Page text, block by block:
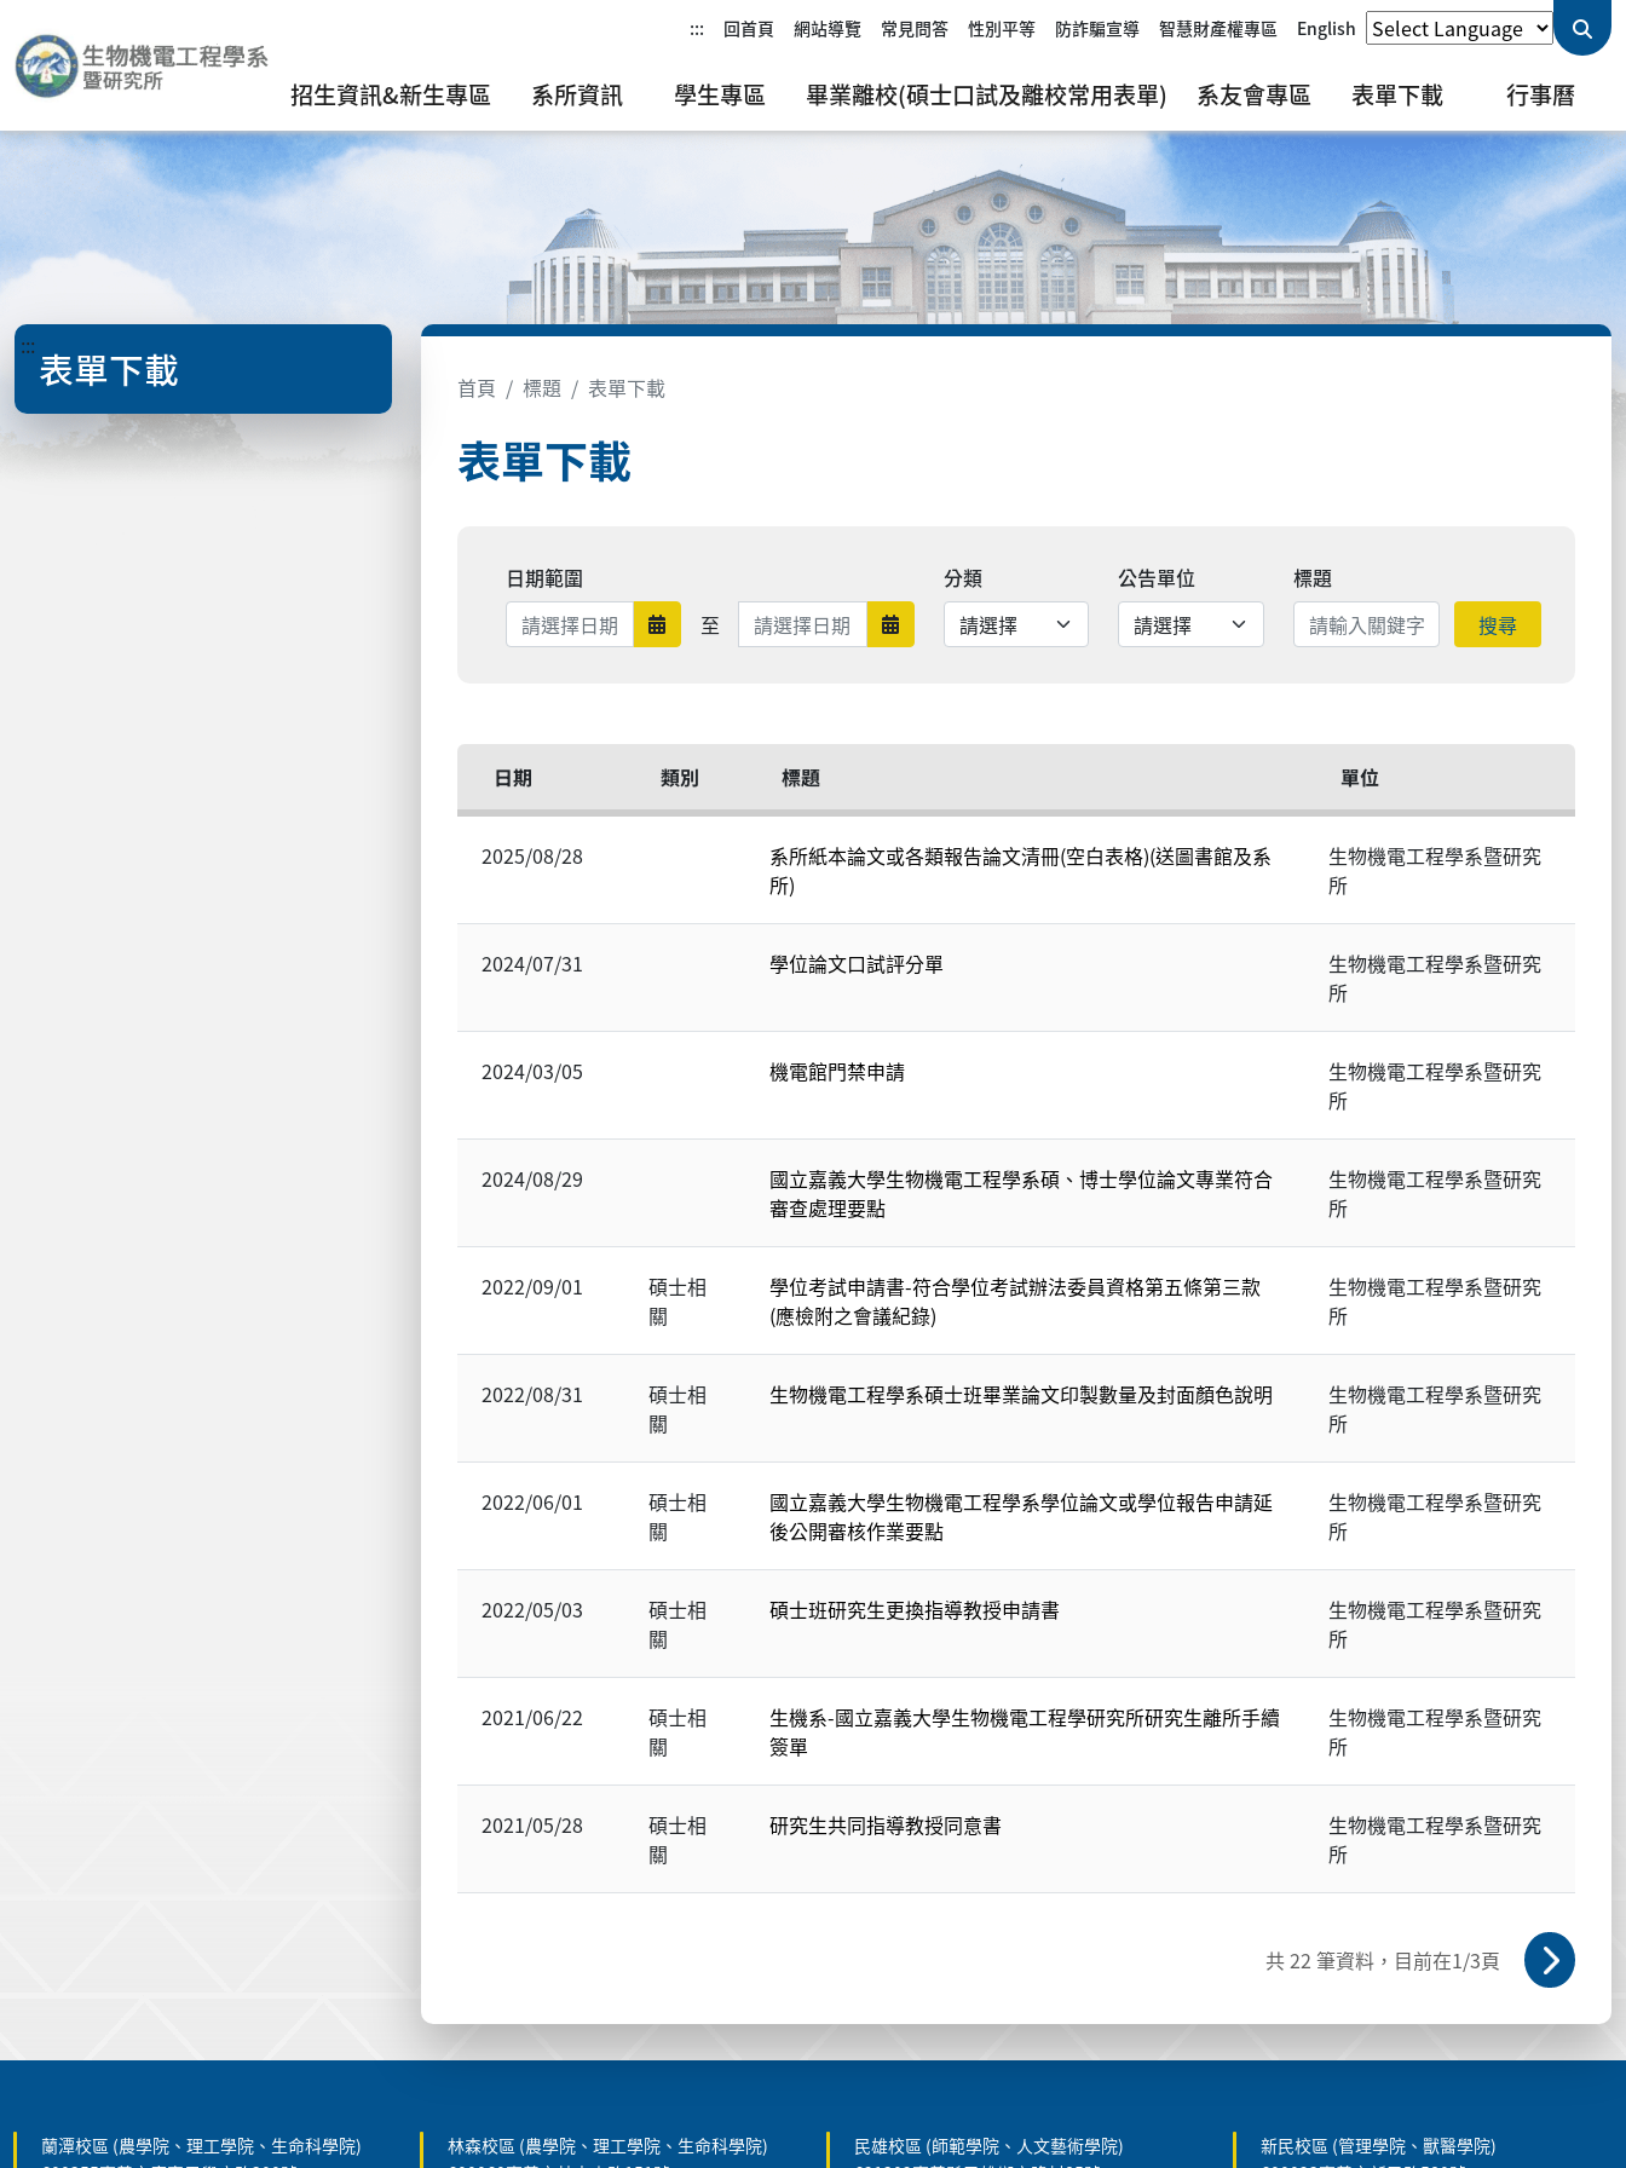
::: 回首頁 網站導覽 常見問答 性別平等 防詐騙宣導 智慧財產權專區 English
招生資訊&新生專區 系所資訊 學生專區 畢業離校(碩士口試及離校常用表單) 系友會專區 表單下載 行事曆
::: 表單下載 首頁 標題 表單下載
表單下載
日期範圍
日期範圍開始
至 日期範圍結束 日期範圍結束
分類 公告單位
標題
搜尋
日期 類別 標題 單位
2025/08/28
系所紙本論文或各類報告論文清冊(空白表格)(送圖書館及系
所)
生物機電工程學系暨研究
所
2024/07/31 學位論文口試評分單
生物機電工程學系暨研究
所
2024/03/05 機電館門禁申請
生物機電工程學系暨研究
所
2024/08/29
國立嘉義大學生物機電工程學系碩、博士學位論文專業符合
審查處理要點
生物機電工程學系暨研究
所
2022/09/01
碩士相
關
學位考試申請書-符合學位考試辦法委員資格第五條第三款
(應檢附之會議紀錄)
生物機電工程學系暨研究
所
2022/08/31
碩士相
關
生物機電工程學系碩士班畢業論文印製數量及封面顏色說明
生物機電工程學系暨研究
所
2022/06/01
碩士相
關
國立嘉義大學生物機電工程學系學位論文或學位報告申請延
後公開審核作業要點
生物機電工程學系暨研究
所
2022/05/03
碩士相
關
碩士班研究生更換指導教授申請書
生物機電工程學系暨研究
所
2021/06/22
碩士相
關
生機系-國立嘉義大學生物機電工程學研究所研究生離所手續
簽單
生物機電工程學系暨研究
所
2021/05/28
碩士相
關
研究生共同指導教授同意書
生物機電工程學系暨研究
所
共22 筆資料，目前在1/3頁
蘭潭校區 (農學院、理工學院、生命科學院)
林森校區 (農學院、理工學院、生命科學院)
民雄校區 (師範學院、人文藝術學院)
新民校區 (管理學院、獸醫學院)